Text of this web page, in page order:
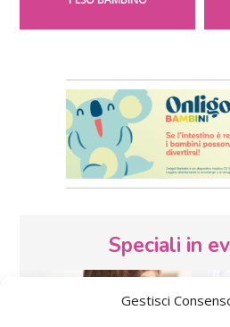
Gestisci
Speciali in